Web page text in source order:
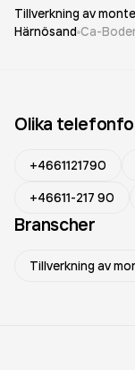
Tillverkning av
Härnösand Ca-
Olika
+4661121790
+46611-217 90
Branscher
Tillverkning av